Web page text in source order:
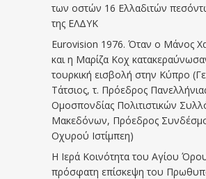
των οστών 16 Ελλαδιτών
της ΕΛΔΥΚ
Eurovision 1976. Όταν ο Μάνος
και η Μαρίζα Κοχ
τουρκική εισβολή στην Κύπρο
Τάτσιος, τ. Πρόεδρος
Ομοσπονδίας Πολιτιστικών
Μακεδόνων, Πρόεδρος
Οχυρού Ιστίμπεη)
Η Ιερά Κοινότητα του Αγίου
πρόσφατη επίσκεψη του